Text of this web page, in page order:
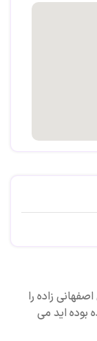
زاده را
بوده اید می